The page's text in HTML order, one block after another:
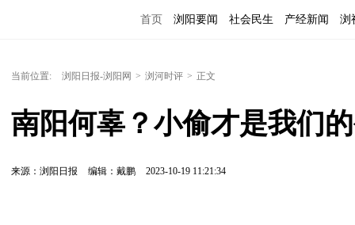
首页 浏阳要闻 社会民生 产经新闻 浏
当前位置: 浏阳日报-浏阳网 > 浏河时评 > 正文
南阳何辜？小偷才是我们
来源：浏阳日报 编辑：戴鹏 2023-10-19 11:21:34